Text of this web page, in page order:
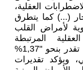
العقلية،
(...) كما يتطرق
لأمراض القلب
المرتبطة
بالمخاطر النفسية والاجتماعية، والتي تقدر بنحو "1,37%
ويؤكد تقديرات